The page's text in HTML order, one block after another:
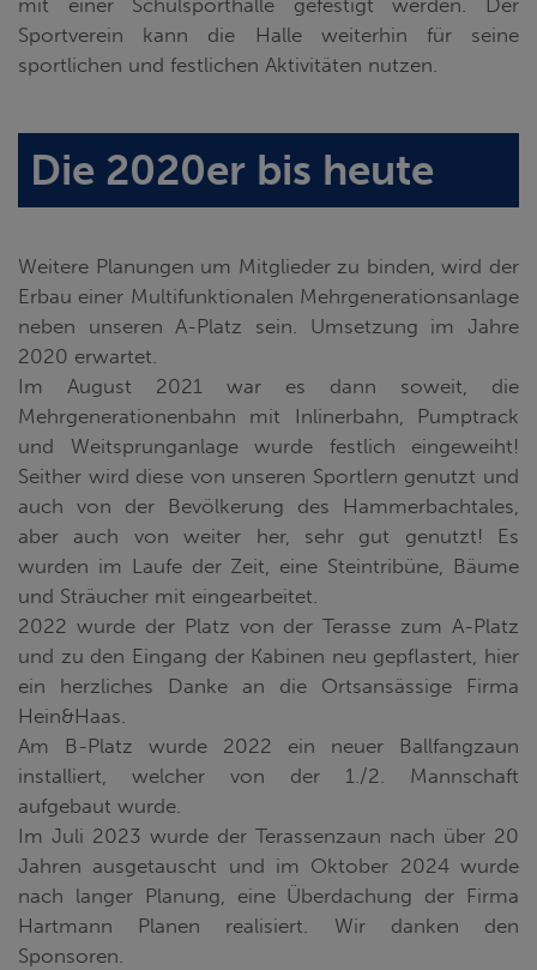
Sportverein kann die Halle weiterhin für seine
sportlichen und festlichen Aktivitäten nutzen.
Die 2020er bis heute
Weitere Planungen um Mitglieder zu binden, wird der
Erbau einer Multifunktionalen Mehrgenerationsanlage
neben unseren A-Platz sein. Umsetzung im Jahre
2020 erwartet.
Im August 2021 war es dann soweit, die
Mehrgenerationenbahn mit Inlinerbahn, Pumptrack
und Weitsprunganlage wurde festlich eingeweiht!
Seither wird diese von unseren Sportlern genutzt und
auch von der Bevölkerung des Hammerbachtales,
aber auch von weiter her, sehr gut genutzt! Es
wurden im Laufe der Zeit, eine Steintribüne, Bäume
und Sträucher mit eingearbeitet.
2022 wurde der Platz von der Terasse zum A-Platz
und zu den Eingang der Kabinen neu gepflastert, hier
ein herzliches Danke an die Ortsansässige Firma
Hein&Haas.
Am B-Platz wurde 2022 ein neuer Ballfangzaun
installiert, welcher von der 1./2. Mannschaft
aufgebaut wurde.
Im Juli 2023 wurde der Terassenzaun nach über 20
Jahren ausgetauscht und im Oktober 2024 wurde
nach langer Planung, eine Überdachung der Firma
Hartmann Planen realisiert. Wir danken den
Sponsoren.